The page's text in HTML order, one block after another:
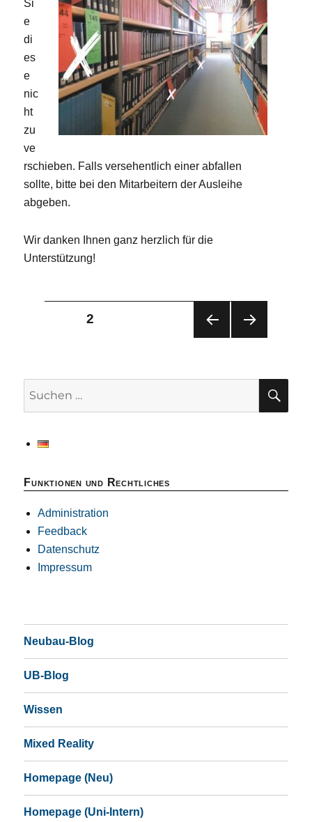
Si
e
di
es
e
nic
ht
zu
ve
rschieben. Falls versehentlich einer abfallen
sollte, bitte bei den Mitarbeitern der Ausleihe
abgeben.
Wir danken Ihnen ganz herzlich für die
Unterstützung!
Seitennummerierung
Beiträge
SEIT
SEITE2
SEIT
Funktionen und Rechtliches
Administration
Feedback
Datenschutz
Impressum
Neubau-Blog
UB-Blog
Wissen
Mixed Reality
Homepage (Neu)
Homepage (Uni-Intern)